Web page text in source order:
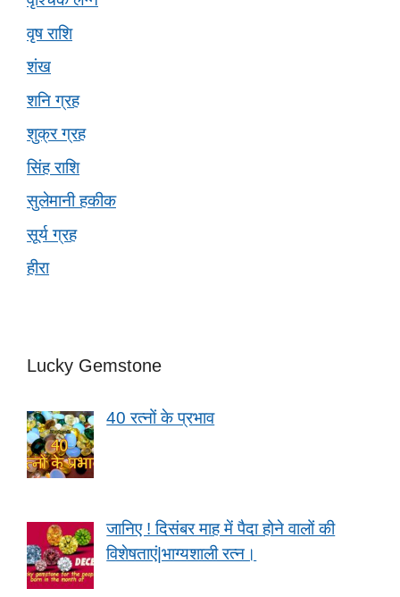
वृष राशि
शंख
शनि ग्रह
शुक्र ग्रह
सिंह राशि
सुलेमानी हकीक
सूर्य ग्रह
हीरा
Lucky Gemstone
40 रत्नों के प्रभाव
जानिए ! दिसंबर माह में पैदा होने वालों की
विशेषताएं|भाग्यशाली रत्न।